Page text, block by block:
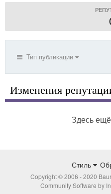
Тип публикации
Изменения
Здесь
Стиль
Copyright © 2006 - 2020
Community Software by